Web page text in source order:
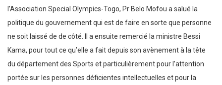
l’Association Special Olympics-Togo, Pr Belo Mofou a salué la
politique du gouvernement qui est de faire en sorte que personne
ne soit laissé de de côté. Il a ensuite remercié la ministre Bessi
Kama, pour tout ce qu’elle a fait depuis son avènement à la tête
du département des Sports et particulièrement pour l’attention
portée sur les personnes déficientes intellectuelles et pour la